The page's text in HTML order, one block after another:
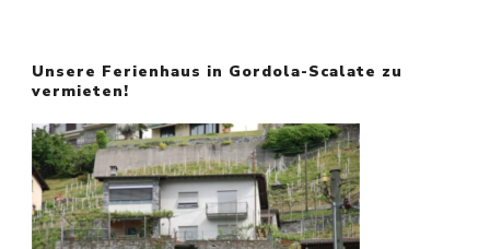
Unsere Ferienhaus in Gordola-Scalate zu
vermieten!